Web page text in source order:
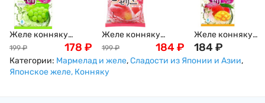
Желе конняку
Yukiguni с белым
виноградом и
мускатным орехом,
199 ₽ 178 ₽
Желе конняку
Yukiguni с персиком
16 г х 6 шт Япония
199 ₽ 184₽
Желе конняку
Yukiguni с
натуральным
184₽
Категории: Мармелад и желе,Сладости из Японии и Азии,
Японское желе, Конняку